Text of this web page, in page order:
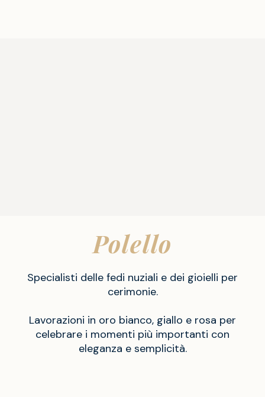
Polello
Specialisti delle fedi nuziali e dei gioielli per
cerimonie.
Lavorazioni in oro bianco, giallo e rosa per
celebrare i momenti più importanti con
eleganza e semplicità.